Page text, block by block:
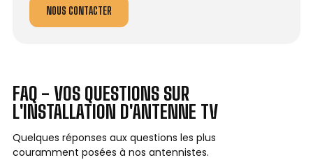
NOUS CONTACTER
FAQ - VOS QUESTIONS SUR
L'INSTALLATION D'ANTENNE TV
Quelques réponses aux questions les plus
couramment posées à nos antennistes.